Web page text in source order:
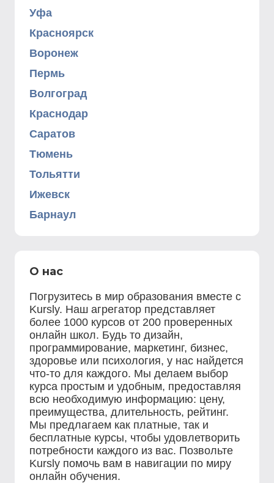
Уфа
Красноярск
Воронеж
Пермь
Волгоград
Краснодар
Саратов
Тюмень
Тольятти
Ижевск
Барнаул
О нас
Погрузитесь в мир образования вместе с
Kursly. Наш агрегатор представляет
более 1000 курсов от 200 проверенных
онлайн школ. Будь то дизайн,
программирование, маркетинг, бизнес,
здоровье или психология, у нас найдется
что-то для каждого. Мы делаем выбор
курса простым и удобным, предоставляя
всю необходимую информацию: цену,
преимущества, длительность, рейтинг.
Мы предлагаем как платные, так и
бесплатные курсы, чтобы удовлетворить
потребности каждого из вас. Позвольте
Kursly помочь вам в навигации по миру
онлайн обучения.